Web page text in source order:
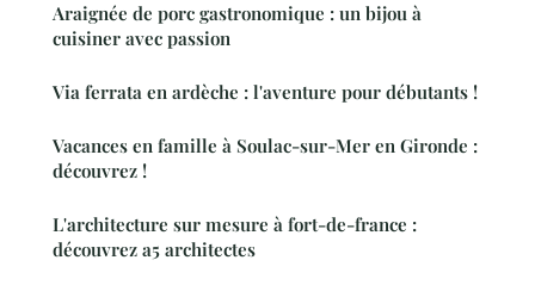
Araignée de porc gastronomique : un bijou à
cuisiner avec passion
Via ferrata en ardèche : l'aventure pour débutants !
Vacances en famille à Soulac-sur-Mer en Gironde :
découvrez !
L'architecture sur mesure à fort-de-france :
découvrez a5 architectes